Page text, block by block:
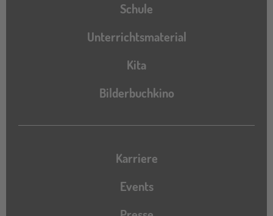
Schule
Unterrichtsmaterial
Kita
Bilderbuchkino
Karriere
Events